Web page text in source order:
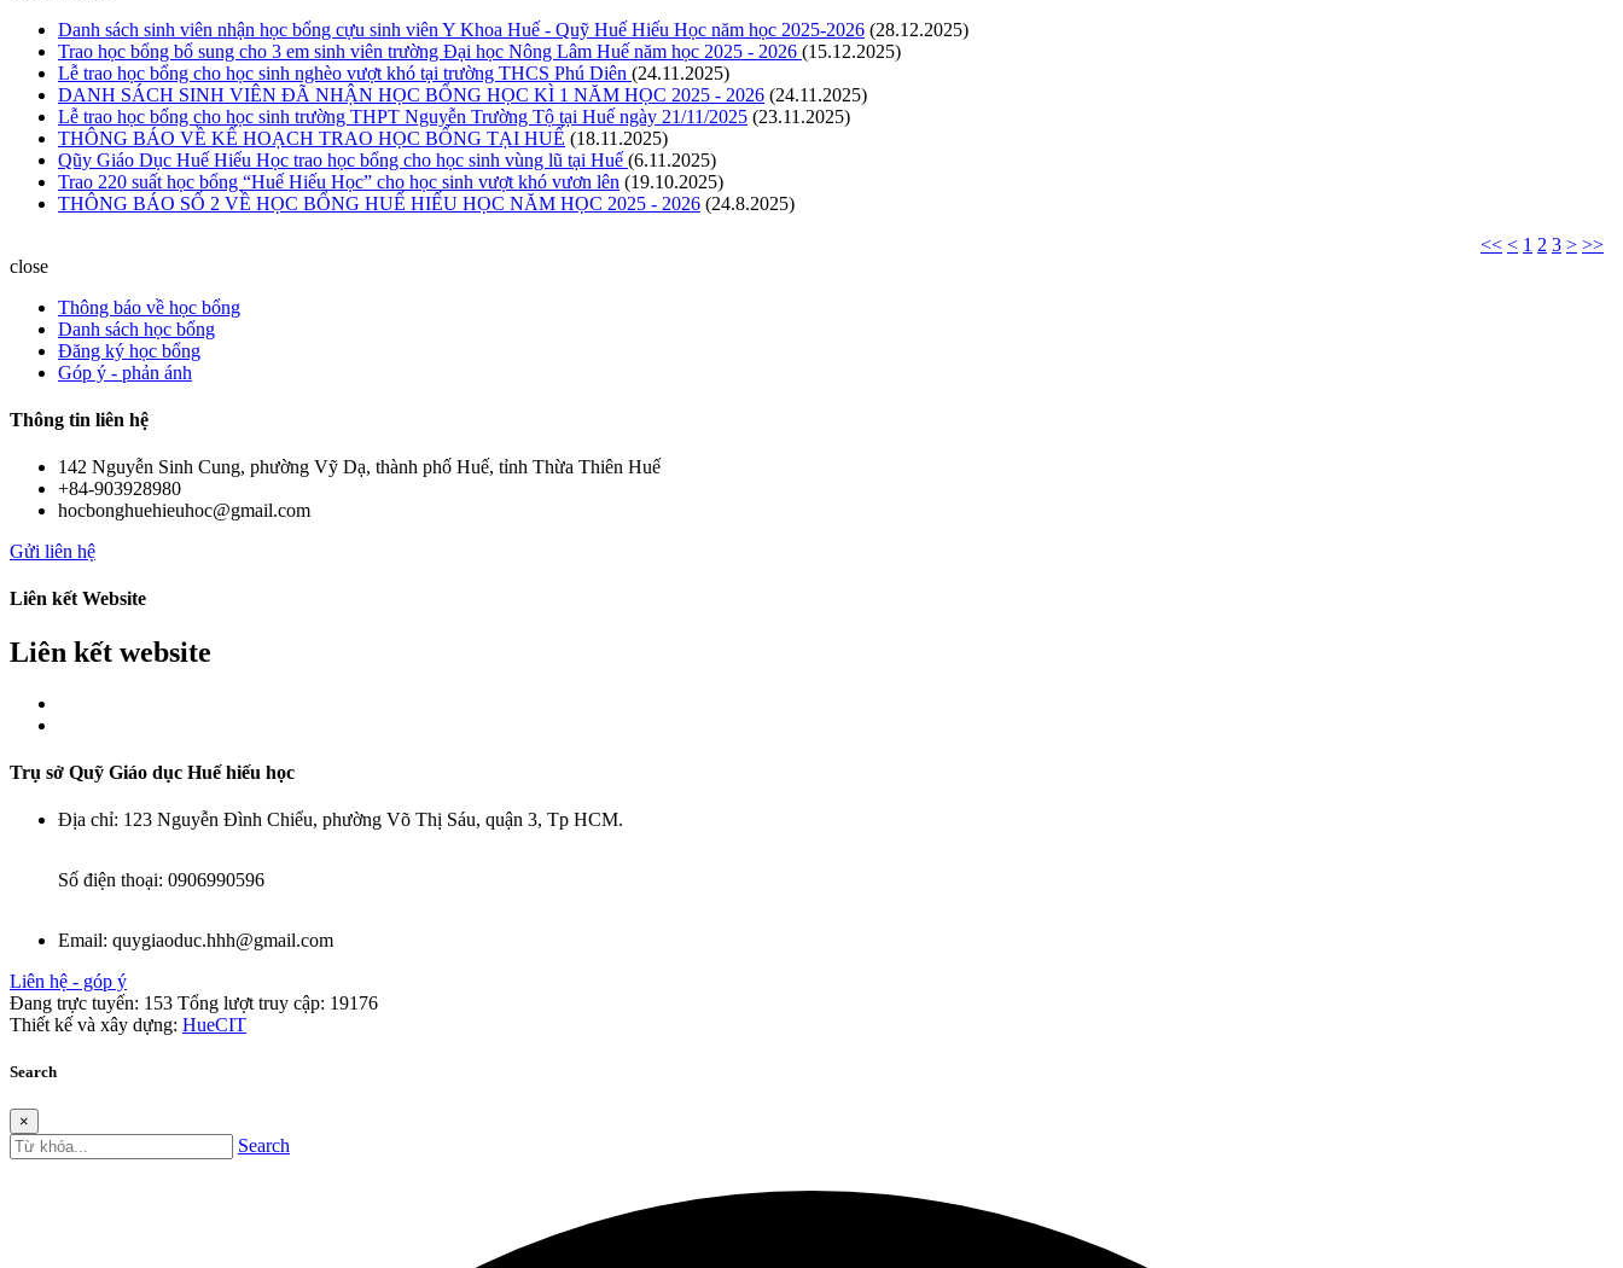
Danh sách sinh viên nhận học bổng cựu sinh viên Y Khoa Huế - Quỹ Huế Hiếu Học năm học 2025-2026 (28.12.2025)
Trao học bổng bổ sung cho 3 em sinh viên trường Đại học Nông Lâm Huế năm học 2025 - 2026 (15.12.2025)
Lễ trao học bổng cho học sinh nghèo vượt khó tại trường THCS Phú Diên (24.11.2025)
DANH SÁCH SINH VIÊN ĐÃ NHẬN HỌC BỔNG HỌC KÌ 1 NĂM HỌC 2025 - 2026 (24.11.2025)
Lễ trao học bổng cho học sinh trường THPT Nguyễn Trường Tộ tại Huế ngày 21/11/2025 (23.11.2025)
THÔNG BÁO VỀ KẾ HOẠCH TRAO HỌC BỔNG TẠI HUẾ (18.11.2025)
Qũy Giáo Dục Huế Hiếu Học trao học bổng cho học sinh vùng lũ tại Huế (6.11.2025)
Trao 220 suất học bổng “Huế Hiếu Học” cho học sinh vượt khó vươn lên (19.10.2025)
THÔNG BÁO SỐ 2 VỀ HỌC BỔNG HUẾ HIẾU HỌC NĂM HỌC 2025 - 2026 (24.8.2025)
<< < 1 2 3 > >>
close
Thông báo về học bổng
Danh sách học bổng
Đăng ký học bổng
Góp ý - phản ánh
Thông tin liên hệ
142 Nguyễn Sinh Cung, phường Vỹ Dạ, thành phố Huế, tỉnh Thừa Thiên Huế
+84-903928980
hocbonghuehieuhoc@gmail.com
Gửi liên hệ
Liên kết Website
Liên kết website
Trụ sở Quỹ Giáo dục Huế hiếu học
Địa chỉ: 123 Nguyễn Đình Chiểu, phường Võ Thị Sáu, quận 3, Tp HCM.
Số điện thoại: 0906990596
Email: quygiaoduc.hhh@gmail.com
Liên hệ - góp ý
Đang trực tuyến: 153 Tổng lượt truy cập: 19176
Thiết kế và xây dựng: HueCIT
Search
×
Search